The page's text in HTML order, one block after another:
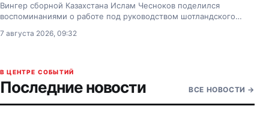
Вингер сборной Казахстана Ислам Чесноков поделился
воспоминаниями о работе под руководством шотландского
7 августа 2026, 09:32
В ЦЕНТРЕ СОБЫТИЙ
Последние новости ВСЕ НОВОСТИ →